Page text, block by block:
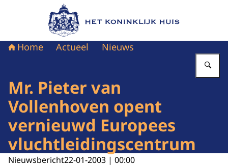
Naar de homepage van Het Koninklijk Huis
Home Actueel Nieuws
Mr. Pieter van
Vollenhoven opent
vernieuwd Europees
vluchtleidingscentrum
Nieuwsbericht22-01-2003 | 00:00